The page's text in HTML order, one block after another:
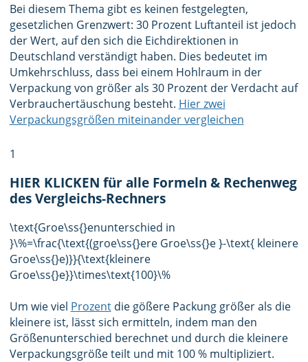
Bei diesem Thema gibt es keinen festgelegten,
gesetzlichen Grenzwert: 30 Prozent Luftanteil ist jedoch
der Wert, auf den sich die Eichdirektionen in
Deutschland verständigt haben. Dies bedeutet im
Umkehrschluss, dass bei einem Hohlraum in der
Verpackung von größer als 30 Prozent der Verdacht auf
Verbrauchertäuschung besteht. Hier zwei
Verpackungsgrößen miteinander vergleichen
1
HIER KLICKEN für alle Formeln & Rechenweg
des Vergleichs-Rechners
\text{Groe\ss{}enunterschied in
}\%=\frac{\text{(groe\ss{}ere Groe\ss{}e }-\text{ kleinere
Groe\ss{}e)}}{\text{kleinere
Groe\ss{}e}}\times\text{100}\%
Um wie viel Prozentdie gößere Packung größer als die
kleinere ist, lässt sich ermitteln, indem man den
Größenunterschied berechnet und durch die kleinere
Verpackungsgröße teilt und mit 100 % multipliziert.